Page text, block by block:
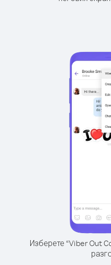
Изберете “Viber Out